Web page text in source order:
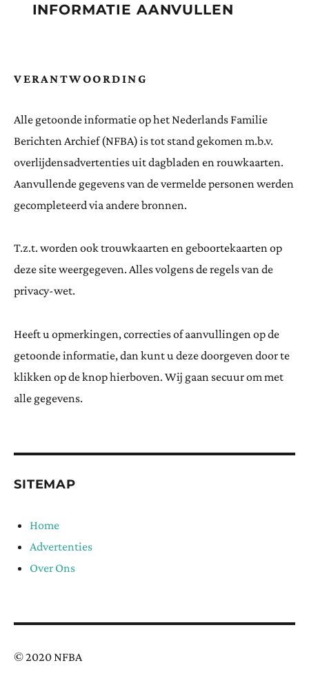
INFORMATIE AANVULLEN
VERANTWOORDING
Alle getoonde informatie op het Nederlands Familie
Berichten Archief (NFBA) is tot stand gekomen m.b.v.
overlijdensadvertenties uit dagbladen en rouwkaarten.
Aanvullende gegevens van de vermelde personen werden
gecompleteerd via andere bronnen.
T.z.t. worden ook trouwkaarten en geboortekaarten op
deze site weergegeven. Alles volgens de regels van de
privacy-wet.
Heeft u opmerkingen, correcties of aanvullingen op de
getoonde informatie, dan kunt u deze doorgeven door te
klikken op de knop hierboven. Wij gaan secuur om met
alle gegevens.
SITEMAP
Home
Advertenties
Over Ons
© 2020 NFBA